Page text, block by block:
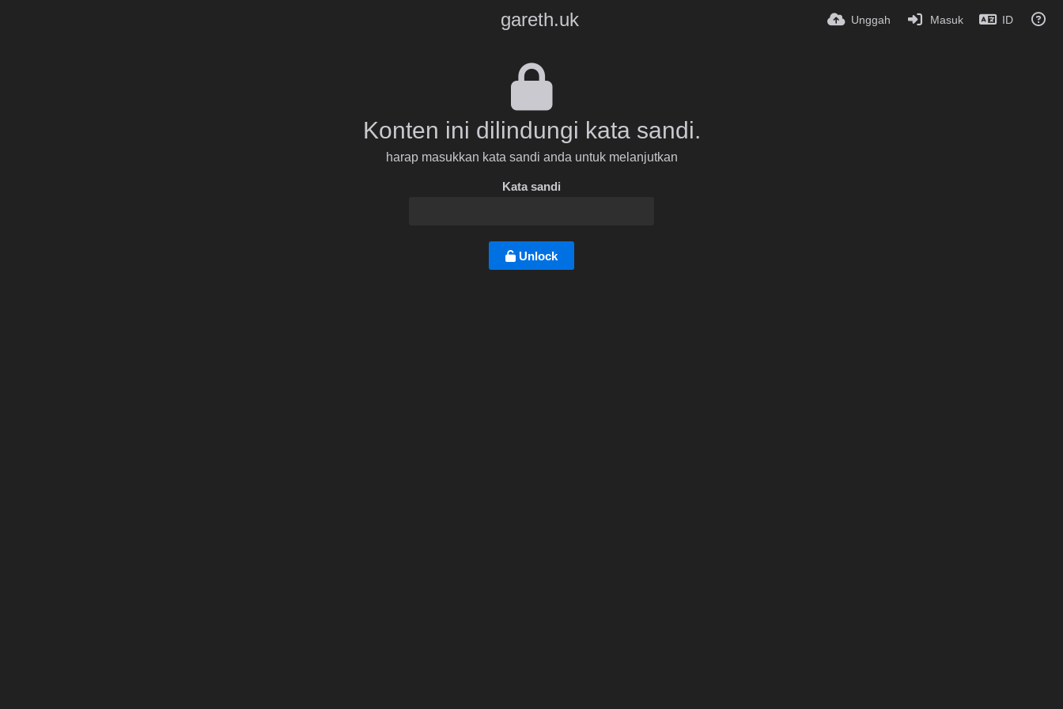
gareth.uk Unggah Masuk ID
Konten ini dilindungi kata sandi.
harap masukkan kata sandi anda untuk melanjutkan
Kata sandi
Unlock